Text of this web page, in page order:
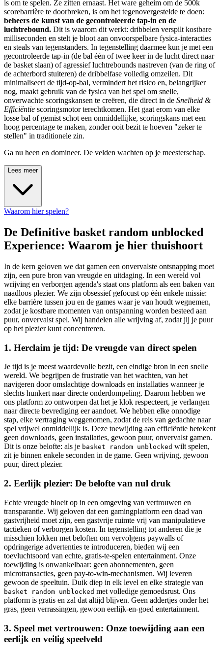
is om te spelen. Ze zitten ernaast. Het ware geheim om de 500k
scorebarrière te doorbreken, is om het tegenovergestelde te doen:
beheers de kunst van de gecontroleerde tap-in en de
luchtrebound. Dit is waarom dit werkt: dribbelen verspilt kostbare
milliseconden en stelt je bloot aan onvoorspelbare fysica-interacties
en steals van tegenstanders. In tegenstelling daarmee kun je met een
gecontroleerde tap-in (de bal één of twee keer in de lucht direct naar
de basket slaan) of agressief luchtrebounds nastreven (van de ring of
de achterbord stuiteren) de dribbelfase volledig omzeilen. Dit
minimaliseert de tijd-op-bal, vermindert het risico en, belangrijker
nog, maakt gebruik van de fysica van het spel om snelle,
onverwachte scoringskansen te creëren, die direct in de Snelheid &
Efficiëntie scoringsmotor terechtkomen. Het gaat erom van elke
losse bal of gemist schot een onmiddellijke, scoringskans met een
hoog percentage te maken, zonder ooit bezit te hoeven "zeker te
stellen" in traditionele zin.
Ga nu heen en domineer. De velden wachten op je meesterschap.
Lees meer
Waarom hier spelen?
De Definitive basket random unblocked
Experience: Waarom je hier thuishoort
In de kern geloven we dat gamen een onvervalste ontsnapping moet
zijn, een pure bron van vreugde en uitdaging. In een wereld vol
wrijving en verborgen agenda's staat ons platform als een baken van
naadloos plezier. We zijn obsessief gefocust op één enkele missie:
elke barrière tussen jou en de games waar je van houdt wegnemen,
zodat je kostbare momenten van ontspanning worden besteed aan
puur, onvervalst spel. Wij handelen alle wrijving af, zodat jij je puur
op het plezier kunt concentreren.
1. Herclaim je tijd: De vreugde van direct spelen
Je tijd is je meest waardevolle bezit, een eindige bron in een snelle
wereld. We begrijpen de frustratie van het wachten, van het
navigeren door omslachtige downloads en installaties wanneer je
slechts hunkert naar directe onderdompeling. Daarom hebben we
ons platform zo ontworpen dat het je klok respecteert, je verlangen
naar directe bevrediging eer aandoet. We hebben elke onnodige
stap, elke vertraging weggenomen, zodat de reis van gedachte naar
spel vrijwel onmiddellijk is. Deze toewijding aan efficiëntie betekent
geen downloads, geen installaties, gewoon puur, onvervalst gamen.
Dit is onze belofte: als je basket random unblocked wilt spelen,
zit je binnen enkele seconden in de game. Geen wrijving, gewoon
puur, direct plezier.
2. Eerlijk plezier: De belofte van nul druk
Echte vreugde bloeit op in een omgeving van vertrouwen en
transparantie. Wij geloven dat een gamingplatform een daad van
gastvrijheid moet zijn, een gastvrije ruimte vrij van manipulatieve
tactieken of verborgen kosten. In tegenstelling tot anderen die je
misschien lokken met beloften om vervolgens paywalls of
opdringerige advertenties te introduceren, bieden wij een
toevluchtsoord van echte, gratis-te-spelen entertainment. Onze
toewijding is onwankelbaar: geen abonnementen, geen
microtransacties, geen pay-to-win-mechanismen. Wij leveren
gewoon de speeltuin. Duik diep in elk level en elke strategie van
basket random unblocked met volledige gemoedsrust. Ons
platform is gratis en zal dat altijd blijven. Geen addertjes onder het
gras, geen verrassingen, gewoon eerlijk-en-goed entertainment.
3. Speel met vertrouwen: Onze toewijding aan een
eerlijk en veilig speelveld